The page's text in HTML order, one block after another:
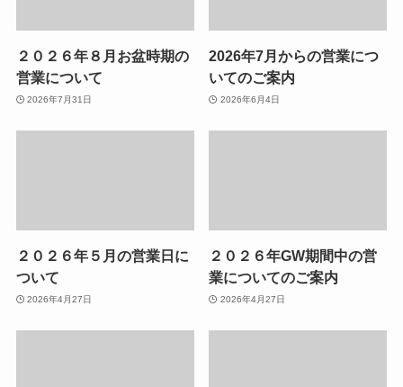
２０２６年８月お盆時期の
営業について
2026年7月31日
2026年7月からの営業につ
いてのご案内
2026年6月4日
２０２６年５月の営業日に
ついて
2026年4月27日
２０２６年GW期間中の営
業についてのご案内
2026年4月27日